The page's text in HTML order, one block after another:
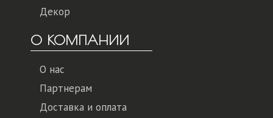
Декор
О КОМПАНИИ
О нас
Партнерам
Доставка и оплата